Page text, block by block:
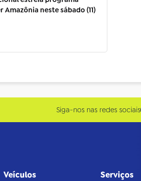
Amazônia neste sábado (11)
Siga-nos nas redes sociais
Veículos Serviços